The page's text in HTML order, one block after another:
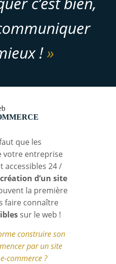
!»
que les
votre entreprise
accessibles 24 /
création d’un site
la première
faire connaître
sur le web !
construire son
par un site
commerce ?